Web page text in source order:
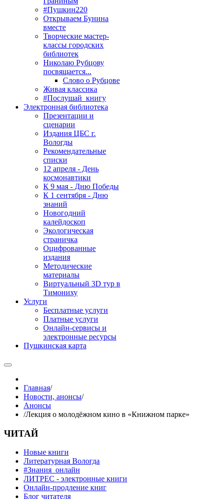
#Пушкин220
Открываем Бунина
вместе
Творческие мастер-
классы городских
библиотек
Николаю Рубцову
посвящается...
Слово о Рубцове
Живая классика
#Послушай_книгу
Электронная библиотека
Презентации и
сценарии
Издания ЦБС г.
Вологды
Рекомендательные
списки
12 апреля - День
космонавтики
К 9 мая - Дню Победы
К 1 сентября - Дню
знаний
Новогодний
калейдоскоп
Экологическая
страничка
Оцифрованные
издания
Методические
материалы
Виртуальный 3D тур в
Тимониху
Услуги
Бесплатные услуги
Платные услуги
Онлайн-сервисы и
электронные ресурсы
Пушкинская карта
Главная/
Новости, анонсы/
Анонсы
/Лекция о молодёжном кино в «Книжном парке»
ЧИТАЙ
Новые книги
Литературная Вологда
#Знания_онлайн
ЛИТРЕС - электронные книги
Онлайн-продление книг
Блог читателя